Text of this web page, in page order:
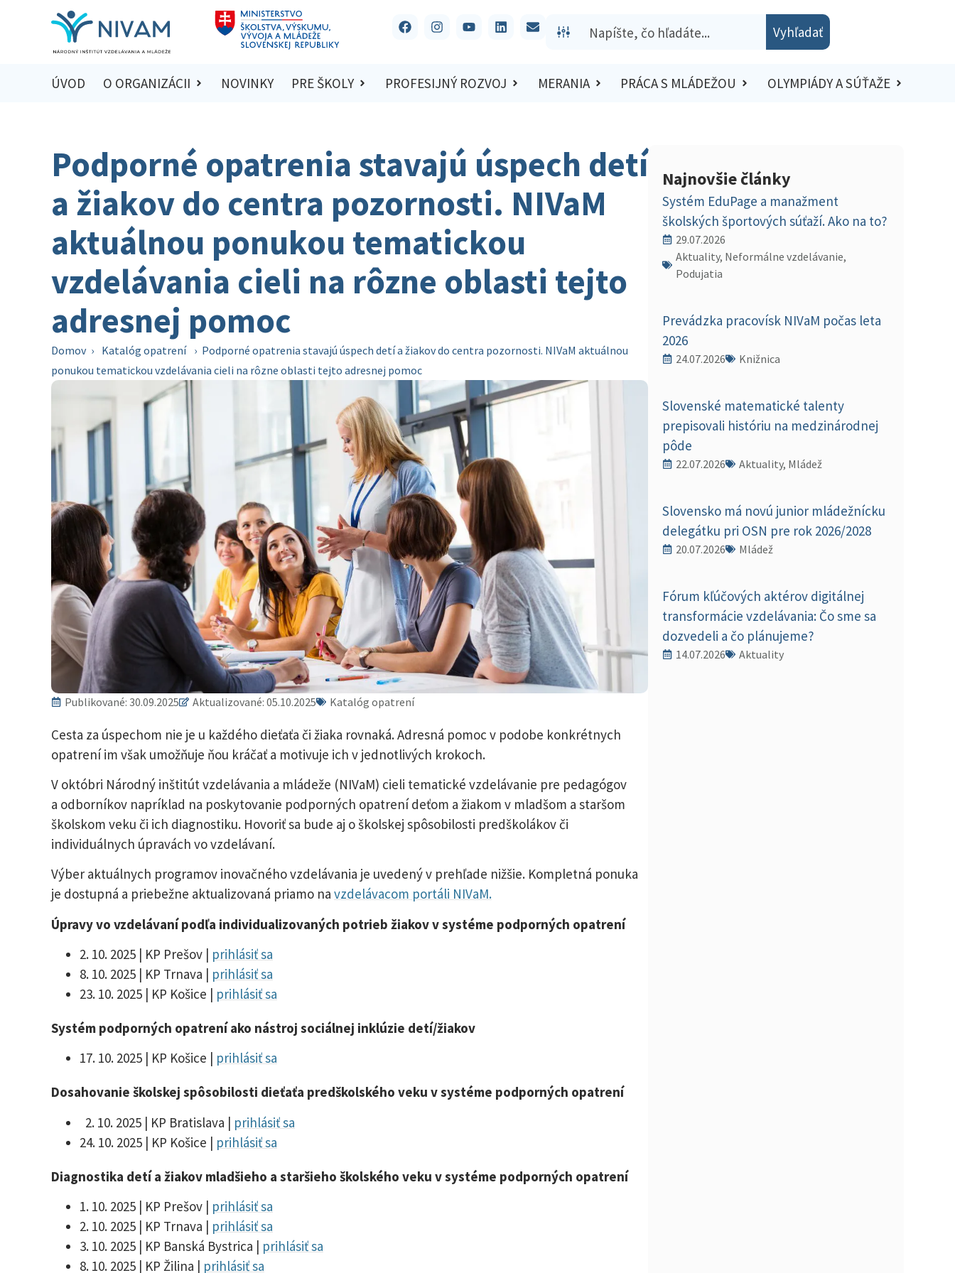
Vyhľadať
ÚVOD O ORGANIZÁCII NOVINKY PRE ŠKOLY PROFESIJNÝ ROZVOJ MERANIA PRÁCA S MLÁDEŽOU OLYMPIÁDY A SÚŤAŽE
Podporné opatrenia stavajú úspech detí
a žiakov do centra pozornosti. NIVaM
aktuálnou ponukou tematickou
vzdelávania cieli na rôzne oblasti tejto
adresnej pomoc
Domov › Katalóg opatrení › Podporné opatrenia stavajú úspech detí a žiakov do centra pozornosti. NIVaM aktuálnou
ponukou tematickou vzdelávania cieli na rôzne oblasti tejto adresnej pomoc
Publikované: 30.09.2025 Aktualizované: 05.10.2025 Katalóg opatrení
Cesta za úspechom nie je u každého dieťaťa či žiaka rovnaká. Adresná pomoc v podobe konkrétnych
opatrení im však umožňuje ňou kráčať a motivuje ich v jednotlivých krokoch.
V októbri Národný inštitút vzdelávania a mládeže (NIVaM) cieli tematické vzdelávanie pre pedagógov
a odborníkov napríklad na poskytovanie podporných opatrení deťom a žiakom v mladšom a staršom
školskom veku či ich diagnostiku. Hovoriť sa bude aj o školskej spôsobilosti predškolákov či
individuálnych úpravách vo vzdelávaní.
Výber aktuálnych programov inovačného vzdelávania je uvedený v prehľade nižšie. Kompletná ponuka
je dostupná a priebežne aktualizovaná priamo na vzdelávacom portáli NIVaM.
Úpravy vo vzdelávaní podľa individualizovaných potrieb žiakov v systéme podporných opatrení
2. 10. 2025 | KP Prešov | prihlásiť sa
8. 10. 2025 | KP Trnava | prihlásiť sa
23. 10. 2025 | KP Košice | prihlásiť sa
Systém podporných opatrení ako nástroj sociálnej inklúzie detí/žiakov
17. 10. 2025 | KP Košice | prihlásiť sa
Dosahovanie školskej spôsobilosti dieťaťa predškolského veku v systéme podporných opatrení
2. 10. 2025 | KP Bratislava | prihlásiť sa
24. 10. 2025 | KP Košice | prihlásiť sa
Diagnostika detí a žiakov mladšieho a staršieho školského veku v systéme podporných opatrení
1. 10. 2025 | KP Prešov | prihlásiť sa
2. 10. 2025 | KP Trnava | prihlásiť sa
3. 10. 2025 | KP Banská Bystrica | prihlásiť sa
8. 10. 2025 | KP Žilina | prihlásiť sa
Najnovšie články
Systém EduPage a manažment
školských športových súťaží. Ako na to?
29.07.2026
Aktuality, Neformálne vzdelávanie,
Podujatia
Prevádzka pracovísk NIVaM počas leta
2026
24.07.2026 Knižnica
Slovenské matematické talenty
prepisovali históriu na medzinárodnej
pôde
22.07.2026 Aktuality, Mládež
Slovensko má novú junior mládežnícku
delegátku pri OSN pre rok 2026/2028
20.07.2026 Mládež
Fórum kľúčových aktérov digitálnej
transformácie vzdelávania: Čo sme sa
dozvedeli a čo plánujeme?
14.07.2026 Aktuality